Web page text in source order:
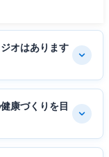
オはあります
康づくりを目